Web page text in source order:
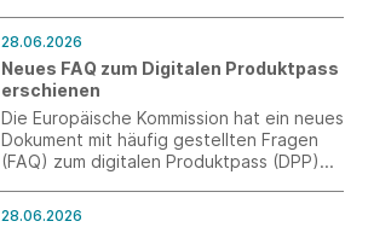
Bildung zu unterstützen. 2025 wurden
hierfür weitere 104.000 Euro an
Spendengeldern für verschiedene
Projekte in Deutschland, Brasilien, Haiti,
Indonesien, Madagaskar, Myanmar und
der Ukraine karitativ verwendet.
28.06.2026
Neues FAQ zum Digitalen Produktpass
erschienen
Die Europäische Kommission hat ein neues
Dokument mit häufig gestellten Fragen
(FAQ) zum digitalen Produktpass (DPP)
28.06.2026